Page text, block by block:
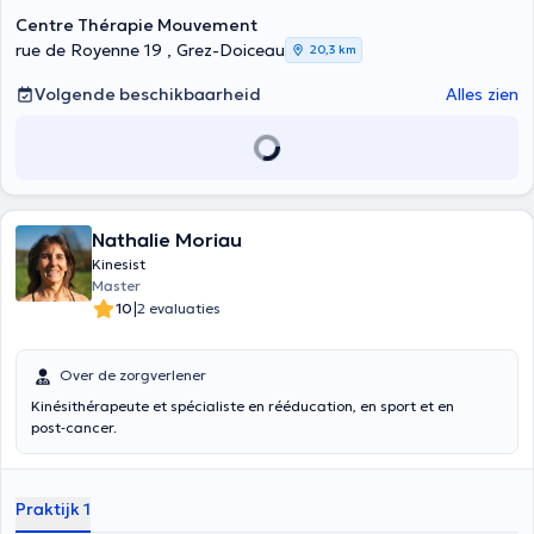
disciplines spécifiques telles que le basketball, le football, le
cyclisme ou la course à pied et bien d’autres.
Centre Thérapie Mouvement
rue de Royenne 19 , Grez-Doiceau
20,3 km
Volgende beschikbaarheid Alles zien
Nathalie Moriau
Kinesist
Master
10|2 evaluaties
Over de zorgverlener
Kinésithérapeute et spécialiste en rééducation, en sport et en
post‑cancer.
Praktijk 1